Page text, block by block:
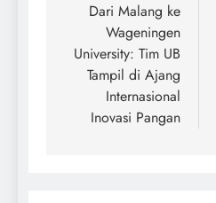
Dari Malang ke
Wageningen
University: Tim UB
Tampil di Ajang
Internasional
Inovasi Pangan